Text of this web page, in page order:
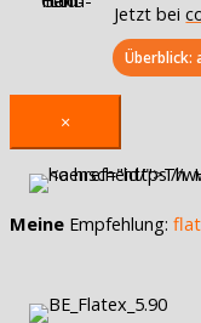
Jetzt bei
Überblick:
×
Meine Empfehlung: